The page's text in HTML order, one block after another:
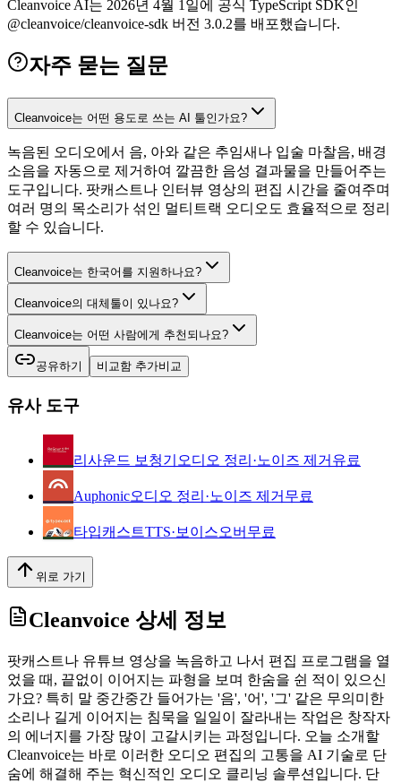
Cleanvoice AI는 2026년 4월 1일에 공식 TypeScript SDK인
@cleanvoice/cleanvoice-sdk 버전 3.0.2를 배포했습니다.
자주 묻는 질문
Cleanvoice는 어떤 용도로 쓰는 AI 툴인가요?
녹음된 오디오에서 음, 아와 같은 추임새나 입술 마찰음, 배경
소음을 자동으로 제거하여 깔끔한 음성 결과물을 만들어주는
도구입니다. 팟캐스트나 인터뷰 영상의 편집 시간을 줄여주며
여러 명의 목소리가 섞인 멀티트랙 오디오도 효율적으로 정리
할 수 있습니다.
Cleanvoice는 한국어를 지원하나요?
Cleanvoice의 대체툴이 있나요?
Cleanvoice는 어떤 사람에게 추천되나요?
공유하기 비교함 추가비교
유사 도구
리사운드 보청기 오디오 정리·노이즈 제거 유료
Auphonic오디오 정리·노이즈 제거 무료
타입캐스트TTS·보이스오버 무료
위로 가기
Cleanvoice 상세 정보
팟캐스트나 유튜브 영상을 녹음하고 나서 편집 프로그램을 열
었을 때, 끝없이 이어지는 파형을 보며 한숨을 쉰 적이 있으신
가요? 특히 말 중간중간 들어가는 '음', '어', '그' 같은 무의미한
소리나 길게 이어지는 침묵을 일일이 잘라내는 작업은 창작자
의 에너지를 가장 많이 고갈시키는 과정입니다. 오늘 소개할
Cleanvoice는 바로 이러한 오디오 편집의 고통을 AI 기술로 단
숨에 해결해 주는 혁신적인 오디오 클리닝 솔루션입니다. 단